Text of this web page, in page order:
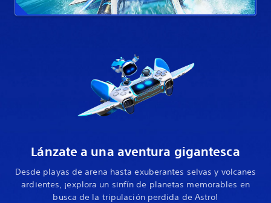
Lánzate a una aventura gigantesca
Desde playas de arena hasta exuberantes selvas y volcanes
ardientes, ¡explora un sinfín de planetas memorables en
busca de la tripulación perdida de Astro!